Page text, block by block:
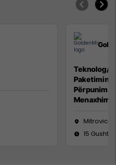
Teknolog/e
Paketimin
Mitrovicë
15 Gusht